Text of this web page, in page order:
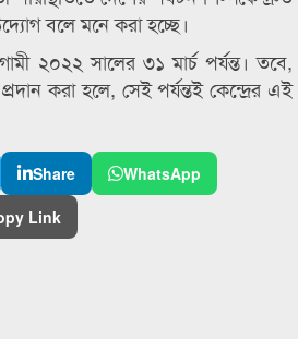
বলে মনে করা হচ্ছে।
২০২২ সালের ৩১ মার্চ পর্যন্ত। তবে,
করা হলে, সেই পর্যন্তই কেন্দ্রের এই
Share
WhatsApp
Link